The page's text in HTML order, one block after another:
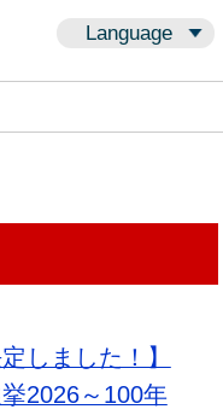
Language
しました！】
2026～100年